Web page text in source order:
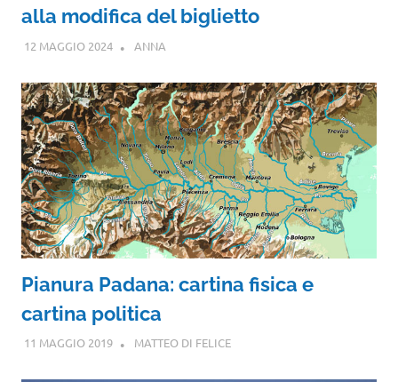
alla modifica del biglietto
12 MAGGIO 2024 ANNA
Pianura Padana: cartina fisica e
cartina politica
11 MAGGIO 2019 MATTEO DI FELICE